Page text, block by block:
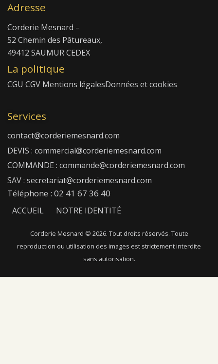
Adresse
Corderie Mesnard –
52 Chemin des Pâtureaux,
49412 SAUMUR CEDEX
La politique
CGU CGV Mentions légalesDonnées et cookies
Services
contact@corderiemesnard.com
DEVIS : commercial@corderiemesnard.com
COMMANDE : commande@corderiemesnard.com
SAV : secretariat@corderiemesnard.com
Téléphone : 02 41 67 36 40
ACCUEIL
NOTRE IDENTITÉ
NOTRE SAVOIR-FAIRE
NOS FIBRES
NOTRE CATALOGUE
NOUS CONTACTER
Corderie Mesnard © 2026. Tout droits réservés. Toute
reproduction ou utilisation des images est strictement interdite
sans autorisation.